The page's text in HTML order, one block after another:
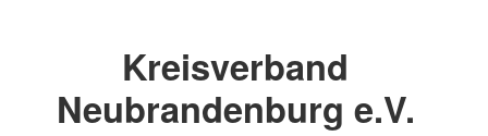
Kreisverband
Neubrandenburg e.V.